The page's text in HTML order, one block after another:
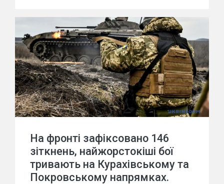
На фронті зафіксовано 146
зіткнень, найжорстокіші бої
тривають на Курахівському та
Покровському напрямках.